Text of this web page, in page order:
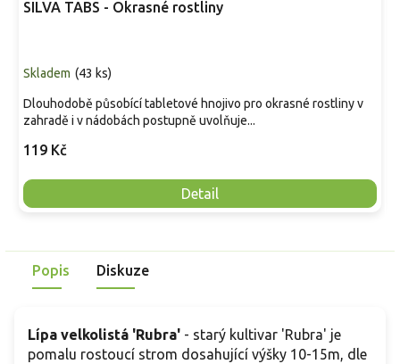
SILVA TABS - Okrasné rostliny
Skladem (43 ks)
119 Kč
Detail
Dlouhodobě působící tabletové hnojivo pro okrasné rostliny v
zahradě i v nádobách postupně uvolňuje...
Popis Diskuze
Lípa velkolistá 'Rubra' - starý kultivar 'Rubra' je
pomalu rostoucí strom dosahující výšky 10-15m, dle